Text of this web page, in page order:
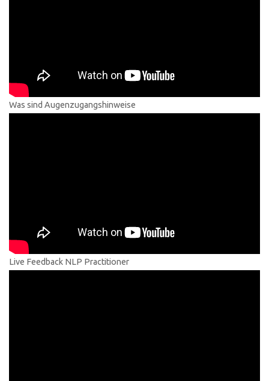
Was sind Augenzugangshinweise
Live Feedback NLP Practitioner